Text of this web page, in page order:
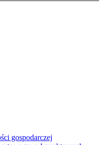
gospodarczej